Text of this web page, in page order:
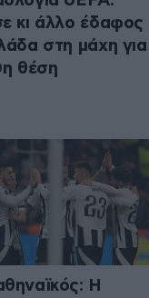
κι άλλο έδαφος
στη μάχη για
θέση
Η